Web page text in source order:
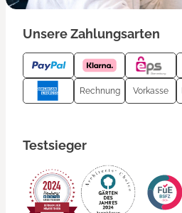
Unsere Zahlungsarten
Rechnung Vorkasse
Testsieger